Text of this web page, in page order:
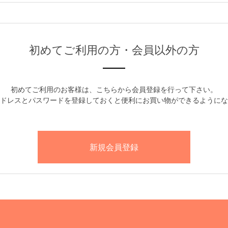
初めてご利用の方・会員以外の方
初めてご利用のお客様は、こちらから会員登録を行って下さい。
レスとパスワードを登録しておくと便利にお買い物ができるように